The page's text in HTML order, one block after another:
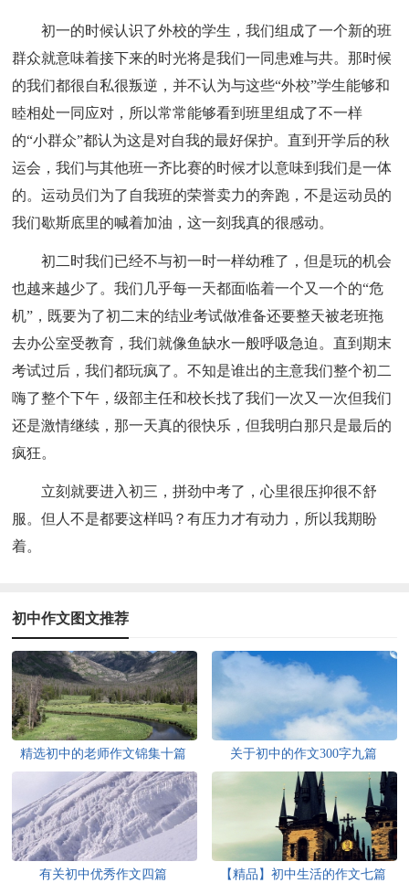
初一的时候认识了外校的学生，我们组成了一个新的班
群众就意味着接下来的时光将是我们一同患难与共。那时候
的我们都很自私很叛逆，并不认为与这些“外校”学生能够和
睦相处一同应对，所以常常能够看到班里组成了不一样
的“小群众”都认为这是对自我的最好保护。直到开学后的秋
运会，我们与其他班一齐比赛的时候才以意味到我们是一体
的。运动员们为了自我班的荣誉卖力的奔跑，不是运动员的
我们歇斯底里的喊着加油，这一刻我真的很感动。
初二时我们已经不与初一时一样幼稚了，但是玩的机会
也越来越少了。我们几乎每一天都面临着一个又一个的“危
机”，既要为了初二末的结业考试做准备还要整天被老班拖
去办公室受教育，我们就像鱼缺水一般呼吸急迫。直到期末
考试过后，我们都玩疯了。不知是谁出的主意我们整个初二
嗨了整个下午，级部主任和校长找了我们一次又一次但我们
还是激情继续，那一天真的很快乐，但我明白那只是最后的
疯狂。
立刻就要进入初三，拼劲中考了，心里很压抑很不舒
服。但人不是都要这样吗？有压力才有动力，所以我期盼
着。
初中作文图文推荐
精选初中的老师作文锦集十篇 关于初中的作文300字九篇
有关初中优秀作文四篇 【精品】初中生活的作文七篇